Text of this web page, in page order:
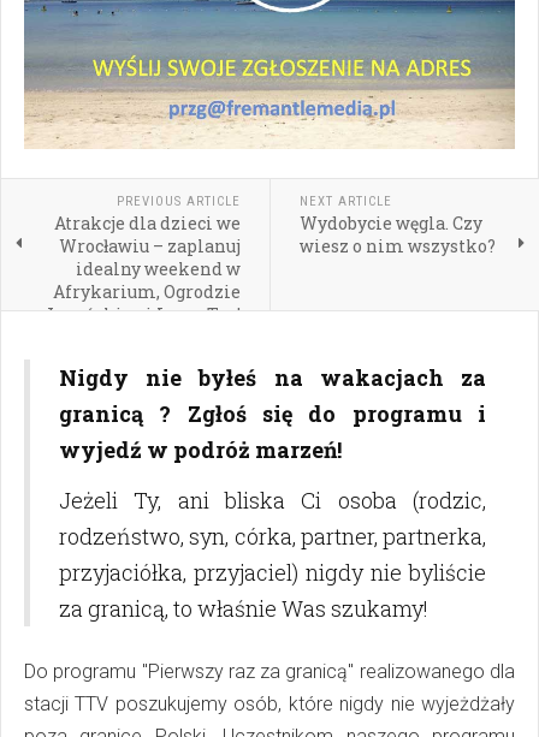
PREVIOUS ARTICLE
Atrakcje dla dzieci we
Wrocławiu – zaplanuj
idealny weekend w
Afrykarium, Ogrodzie
Japońskim i Laser Tag!
NEXT ARTICLE
Wydobycie węgla. Czy
wiesz o nim wszystko?
Nigdy nie byłeś na wakacjach za
granicą ? Zgłoś się do programu i
wyjedź w podróż marzeń!
Jeżeli Ty, ani bliska Ci osoba (rodzic,
rodzeństwo, syn, córka, partner, partnerka,
przyjaciółka, przyjaciel) nigdy nie byliście
za granicą, to właśnie Was szukamy!
Do programu "Pierwszy raz za granicą" realizowanego dla
stacji TTV poszukujemy osób, które nigdy nie wyjeżdżały